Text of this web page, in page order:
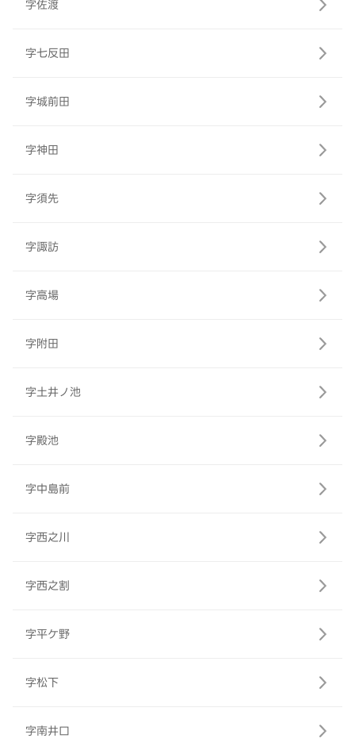
字佐渡
字七反田
字城前田
字神田
字須先
字諏訪
字高場
字附田
字土井ノ池
字殿池
字中島前
字西之川
字西之割
字平ケ野
字松下
字南井口